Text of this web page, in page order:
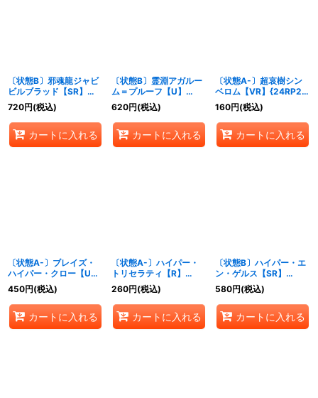
〔状態B〕邪魂龍ジャビ
ビルブラッド【SR】
{24RP2秘4/秘21}
《闇》
720円(税込)
カートに入れる
〔状態B〕霊淵アガルー
ム＝プルーフ【U】
{24RP2秘19/秘21}
《闇》
620円(税込)
カートに入れる
〔状態A-〕超哀樹シン
ベロム【VR】{24RP2秘
8/秘21}《多》
160円(税込)
カートに入れる
〔状態A-〕ブレイズ・
ハイパー・クロー【U】
{24RP2秘20/秘21}
《火》
450円(税込)
カートに入れる
〔状態A-〕ハイパー・
トリセラティ【R】
{24RP2秘12/秘21}
《光》
260円(税込)
カートに入れる
〔状態B〕ハイパー・エ
ン・ゲルス【SR】
{24RP2秘2/秘21}
《光》
580円(税込)
カートに入れる